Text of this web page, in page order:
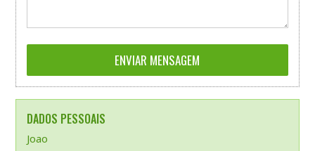
DADOS PESSOAIS
Joao